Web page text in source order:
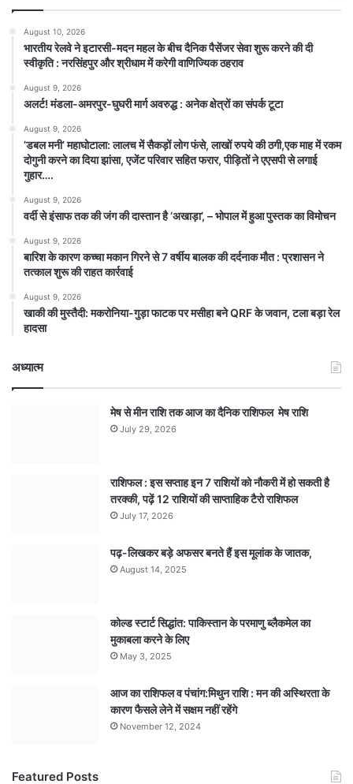
August 10, 2026
भारतीय रेलवे ने इटारसी-मदन महल के बीच दैनिक पैसेंजर सेवा शुरू करने की दी
स्वीकृति : नरसिंहपुर और श्रीधाम में करेगी वाणिज्यिक ठहराव
August 9, 2026
अलर्ट! मंडला-अमरपुर-घुघरी मार्ग अवरुद्ध : अनेक क्षेत्रों का संपर्क टूटा
August 9, 2026
​’डबल मनी’ महाघोटाला: लालच में सैकड़ों लोग फंसे, लाखों रुपये की ठगी,एक माह में रकम
दोगुनी करने का दिया झांसा, एजेंट परिवार सहित फरार, पीड़ितों ने एएसपी से लगाई
गुहार….
August 9, 2026
वर्दी से इंसाफ तक की जंग की दास्तान है ‘अखाड़ा’, – भोपाल में हुआ पुस्तक का विमोचन
August 9, 2026
बारिश के कारण कच्चा मकान गिरने से 7 वर्षीय बालक की दर्दनाक मौत : प्रशासन ने
तत्काल शुरू की राहत कार्रवाई
August 9, 2026
खाकी की मुस्तैदी: मकरोनिया-गुड़ा फाटक पर मसीहा बने QRF के जवान, टला बड़ा रेल
हादसा
अध्यात्म
मेष से मीन राशि तक आज का दैनिक राशिफल मेष राशि
July 29, 2026
राशिफल : इस सप्ताह इन 7 राशियों को नौकरी में हो सकती है
तरक्की, पढ़ें 12 राशियों की साप्ताहिक टैरो राशिफल
July 17, 2026
पढ़-लिखकर बड़े अफसर बनते हैं इस मूलांक के जातक,
August 14, 2025
कोल्ड स्टार्ट सिद्धांत: पाकिस्तान के परमाणु ब्लैकमेल का
मुकाबला करने के लिए
May 3, 2025
आज का राशिफल व पंचांग:मिथुन राशि : मन की अस्थिरता के
कारण फैसले लेने में सक्षम नहीं रहेंगे
November 12, 2024
Featured Posts